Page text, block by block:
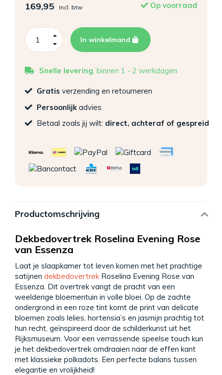
169,95 Incl. btw Op voorraad
In winkelmand
Snelle levering, binnen 1 - 2 werkdagen
Gratis verzending en retourneren
Persoonlijk advies
Betaal zoals jij wilt: direct, achteraf of gespreid
Productomschrijving
Dekbedovertrek Roselina Evening Rose
van Essenza
Laat je slaapkamer tot leven komen met het prachtige
satijnen dekbedovertrek Roselina Evening Rose van
Essenza. Dit overtrek vangt de pracht van een
weelderige bloementuin in volle bloei. Op de zachte
ondergrond in een roze tint komt de print van delicate
bloemen zoals lelies, hortensia’s en jasmijn prachtig tot
hun recht, geïnspireerd door de schilderkunst uit het
Rijksmuseum. Voor een verrassende speelse touch kun
je het dekbedovertrek omdraaien naar de effen kant
met klassieke polkadots. Een perfecte balans tussen
elegantie en vrolijkheid!